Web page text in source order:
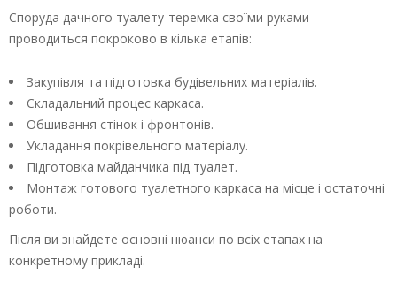
Споруда дачного туалету-теремка своїми руками
проводиться покроково в кілька етапів:
Закупівля та підготовка будівельних матеріалів.
Складальний процес каркаса.
Обшивання стінок і фронтонів.
Укладання покрівельного матеріалу.
Підготовка майданчика під туалет.
Монтаж готового туалетного каркаса на місце і остаточні
роботи.
Після ви знайдете основні нюанси по всіх етапах на
конкретному прикладі.